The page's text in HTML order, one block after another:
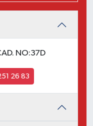
NO:37D
26 83